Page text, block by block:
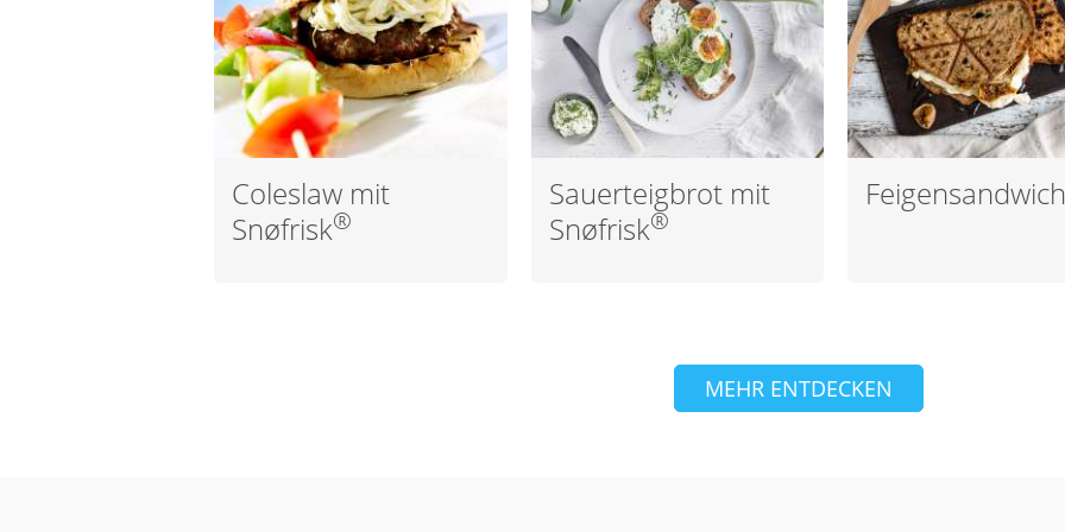
Coleslaw mit
Snøfrisk®
Sauerteigbrot mit
Snøfrisk®
Feigensandwich
MEHR ENTDECKEN